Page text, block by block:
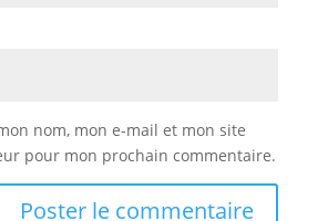
nom, mon e-mail et mon site
pour mon prochain commentaire.